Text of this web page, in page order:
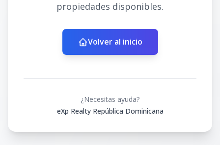
propiedades disponibles.
Volver al inicio
¿Necesitas ayuda?
eXp Realty República Dominicana